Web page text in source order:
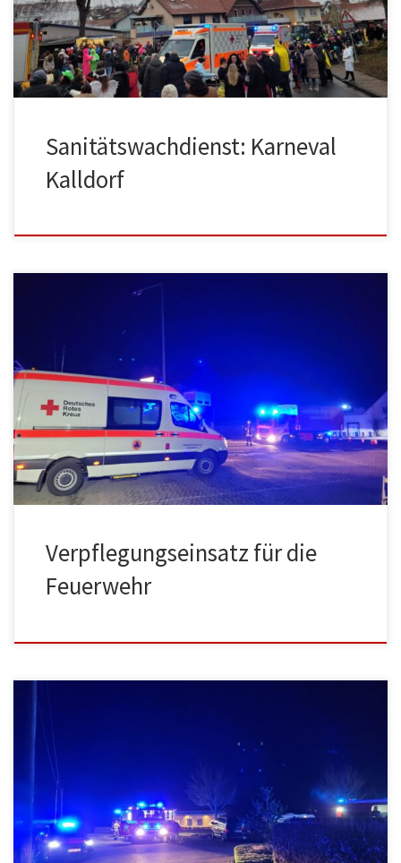
Sanitätswachdienst: Karneval
Kalldorf
Verpflegungseinsatz für die
Feuerwehr